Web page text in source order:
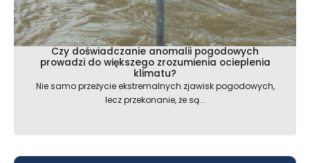
Czy doświadczanie anomalii pogodowych
prowadzi do większego zrozumienia ocieplenia
klimatu?
Nie samo przeżycie ekstremalnych zjawisk pogodowych,
lecz przekonanie, że są...